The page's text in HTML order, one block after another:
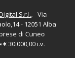
S.r.l., - Via
- 12051 Alba
di Cuneo
30.000,00 i.v.